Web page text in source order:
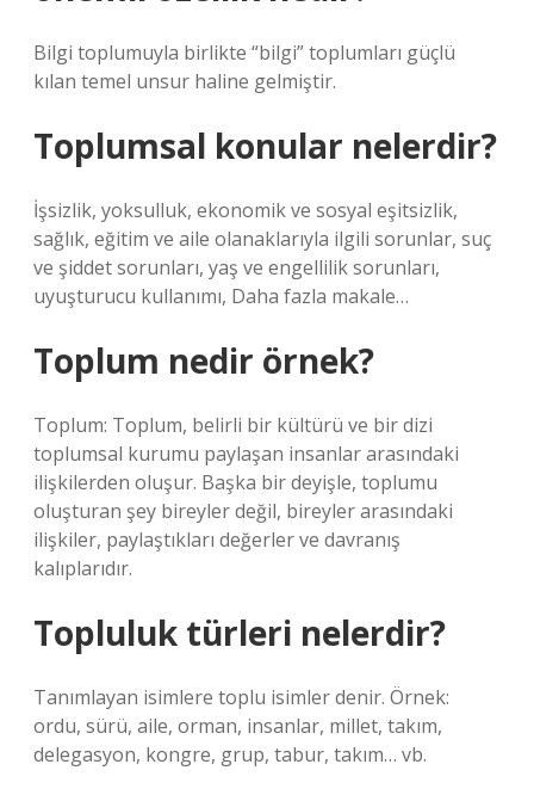
Bilgi toplumuyla birlikte “bilgi” toplumları güçlü
kılan temel unsur haline gelmiştir.
Toplumsal konular nelerdir?
İşsizlik, yoksulluk, ekonomik ve sosyal eşitsizlik,
sağlık, eğitim ve aile olanaklarıyla ilgili sorunlar, suç
ve şiddet sorunları, yaş ve engellilik sorunları,
uyuşturucu kullanımı, Daha fazla makale…
Toplum nedir örnek?
Toplum: Toplum, belirli bir kültürü ve bir dizi
toplumsal kurumu paylaşan insanlar arasındaki
ilişkilerden oluşur. Başka bir deyişle, toplumu
oluşturan şey bireyler değil, bireyler arasındaki
ilişkiler, paylaştıkları değerler ve davranış
kalıplarıdır.
Topluluk türleri nelerdir?
Tanımlayan isimlere toplu isimler denir. Örnek:
ordu, sürü, aile, orman, insanlar, millet, takım,
delegasyon, kongre, grup, tabur, takım… vb.